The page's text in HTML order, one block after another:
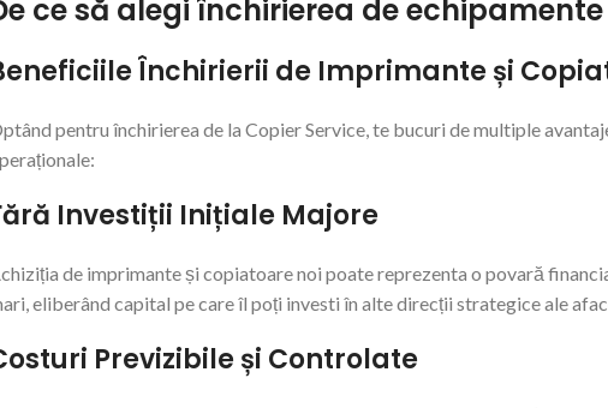
ce să alegi închirierea de
Închirierii de Imprimante și
pentru închirierea de la Copier Service, te bucuri de multiple
Investiții Inițiale Majore
de imprimante și copiatoare noi poate reprezenta o povară
eliberând capital pe care îl poți investi în alte direcții strategice ale
Previzibile și Controlate